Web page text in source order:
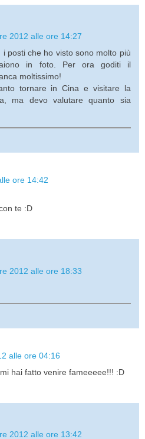
2012 alle ore 14:27
posti che ho visto sono molto più
in foto. Per ora goditi il
moltissimo!
tornare in Cina e visitare la
ma devo valutare quanto sia
ore 14:42
te :D
2012 alle ore 18:33
alle ore 04:16
hai fatto venire fameeeee!!! :D
2012 alle ore 13:42